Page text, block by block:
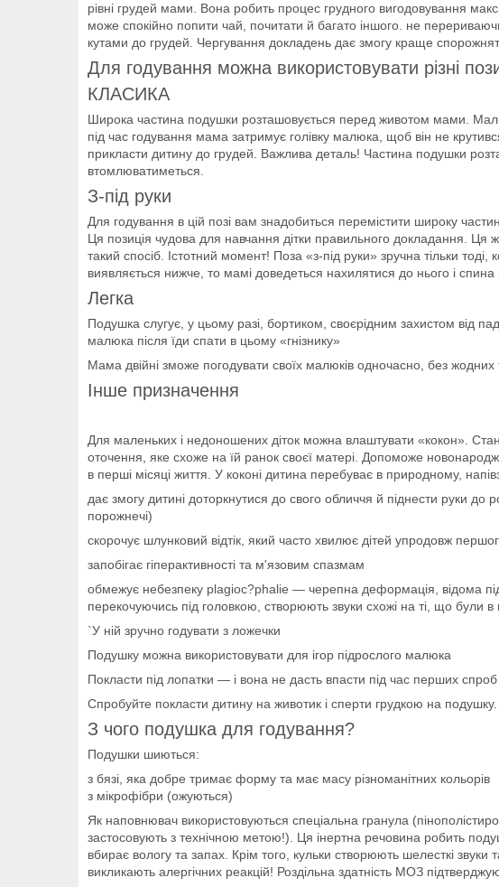
рівні грудей мами. Вона робить процес грудного вигодовування
може спокійно попити чай, почитати й багато іншого. не
кутами до грудей. Чергування докладень дає змогу краще
Для годування можна використовувати різні
КЛАСИКА
Широка частина подушки розташовується перед животом мами.
під час годування мама затримує голівку малюка, щоб він не
прикласти дитину до грудей. Важлива деталь! Частина подушки
втомлюватиметься.
З-під руки
Для годування в цій позі вам знадобиться перемістити широку
Ця позиція чудова для навчання дітки правильного докладання.
такий спосіб. Істотний момент! Поза «з-під руки» зручна тільки
виявляється нижче, то мамі доведеться нахилятися до нього і
Легка
Подушка слугує, у цьому разі, бортиком, своєрідним захистом від
малюка після їди спати в цьому «гнізнику»
Мама двійні зможе погодувати своїх малюків одночасно, без
Інше призначення
Для маленьких і недоношених діток можна влаштувати «кокон».
оточення, яке схоже на їй ранок своєї матері. Допоможе
в перші місяці життя. У коконі дитина перебуває в природному,
дає змогу дитині доторкнутися до свого обличчя й піднести руки до
порожнечі)
скорочує шлунковий відтік, який часто хвилює дітей упродовж
запобігає гіперактивності та м'язовим спазмам
обмежує небезпеку plagioc?phalie — черепна деформація, відома під
перекочуючись під головкою, створюють звуки схожі на ті, що були
`У ній зручно годувати з ложечки
Подушку можна використовувати для ігор підрослого малюка
Покласти під лопатки — і вона не дасть впасти під час перших спроб
Спробуйте покласти дитину на животик і сперти грудкою на
З чого подушка для годування?
Подушки шиються:
з бязі, яка добре тримає форму та має масу різноманітних кольорів
з мікрофібри (ожуються)
Як наповнювач використовуються спеціальна гранула
застосовують з технічною метою!). Ця інертна речовина робить
вбирає вологу та запах. Крім того, кульки створюють шелесткі
викликають алергічних реакцій! Роздільна здатність МОЗ